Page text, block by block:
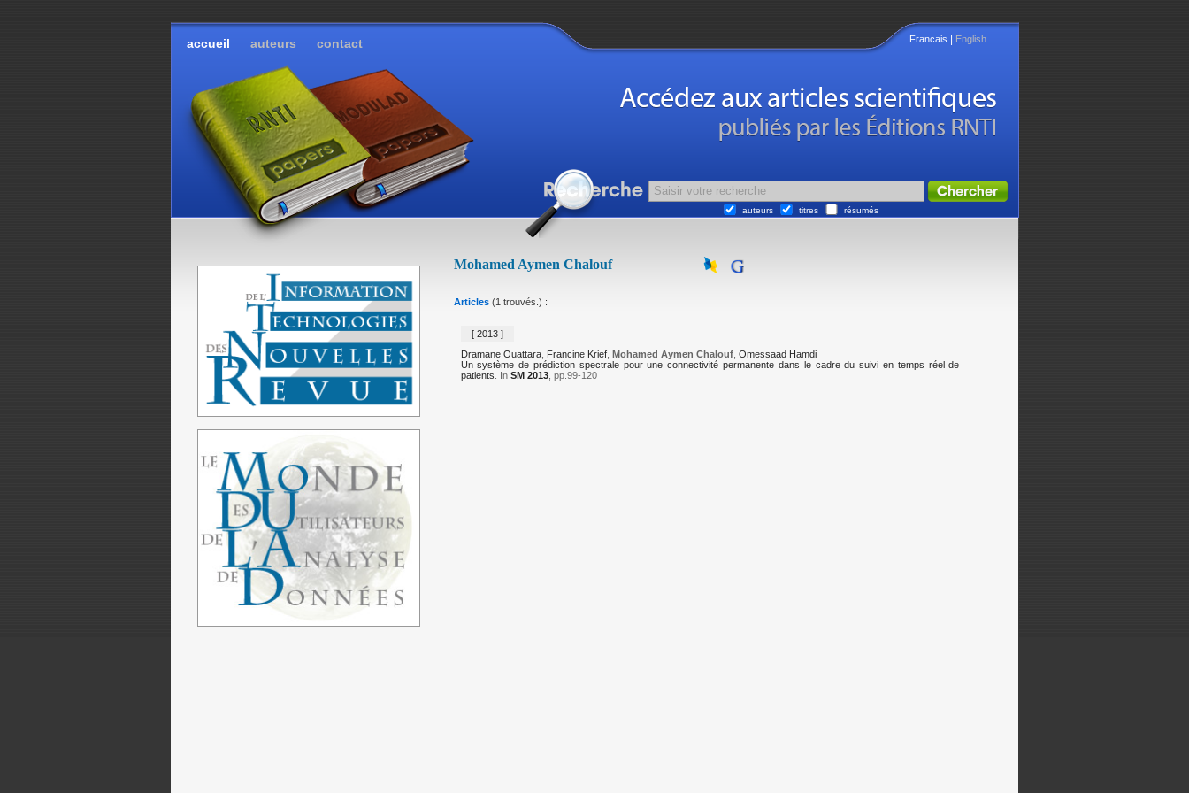
accueil auteurs contact Francais English
auteurs titres résumés
Mohamed Aymen Chalouf
Articles (1 trouvés.) :
[ 2013 ]
Dramane Ouattara, Francine Krief, Mohamed Aymen Chalouf, Omessaad Hamdi
Un système de prédiction spectrale pour une connectivité permanente dans le cadre du suivi en temps réel de
patients . In SM 2013, pp.99-120